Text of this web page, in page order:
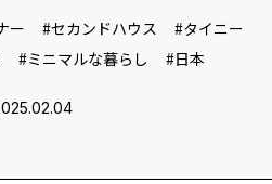
ー セカンドハウス
タイニー
ミニマルな暮らし 日本